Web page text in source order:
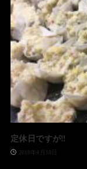
定休日ですが‼️
2018年4月18日